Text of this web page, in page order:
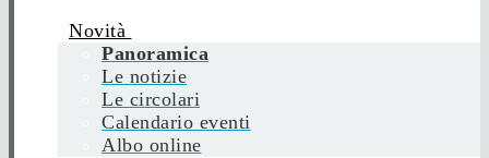
Novità
Panoramica
Le notizie
Le circolari
Calendario eventi
Albo online